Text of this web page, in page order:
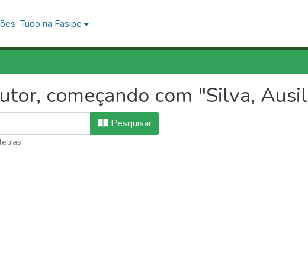
Tudo na Fasipe
começando com "Silva,
Pesquisar